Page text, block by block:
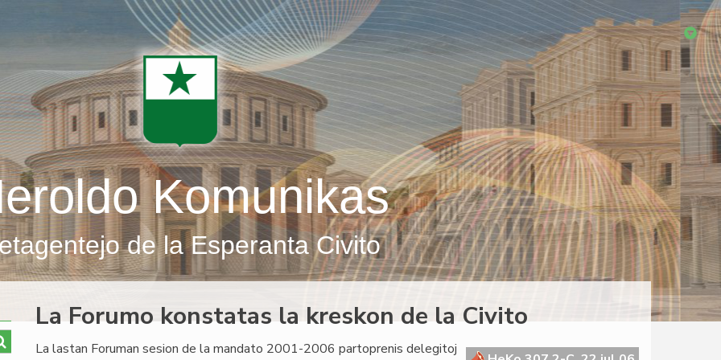
Komunikas
de la Esperanta Civito
La Forumo konstatas la kreskon de la Civito
La lastan Foruman sesion de la mandato 2001-2006 partoprenis delegitoj